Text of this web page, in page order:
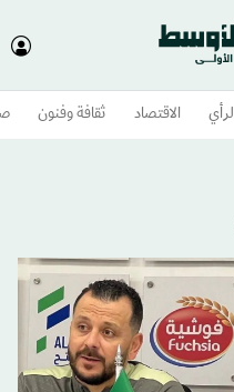
الاقتصاد ثقافة وفنون